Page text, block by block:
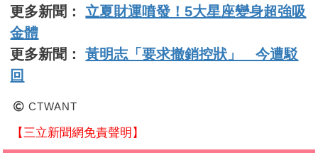
更多新聞： 立夏財運噴發！5大星座變身超強吸
金體
更多新聞：黃明志「要求撤銷控狀」 今遭駁
回
CTWANT
【三立新聞網免責聲明】